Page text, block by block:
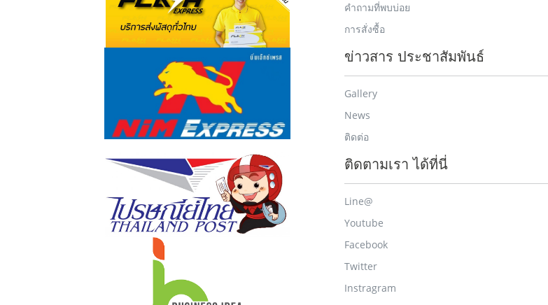
คำถามที่พบบ่อย
การสั่งซื้อ
ข่าวสาร ประชาสัมพันธ์
Gallery
News
ติดต่อ
ติดตามเรา ได้ที่นี่
Line@
Youtube
Facebook
Twitter
Instragram